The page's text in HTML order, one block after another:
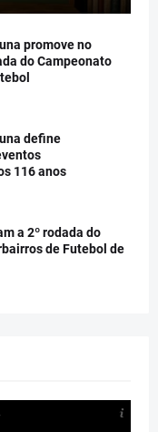
promove no
do Campeonato
define
116 anos
a 2º rodada do
de Futebol de